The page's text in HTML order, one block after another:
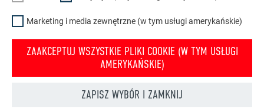
budynków.
Marketing i media zewnętrzne (w tym usługi amerykańskie)
ZAAKCEPTUJ WSZYSTKIE PLIKI COOKIE (W TYM USŁUGI
AMERYKAŃSKIE)
ZAPISZ WYBÓR I ZAMKNIJ